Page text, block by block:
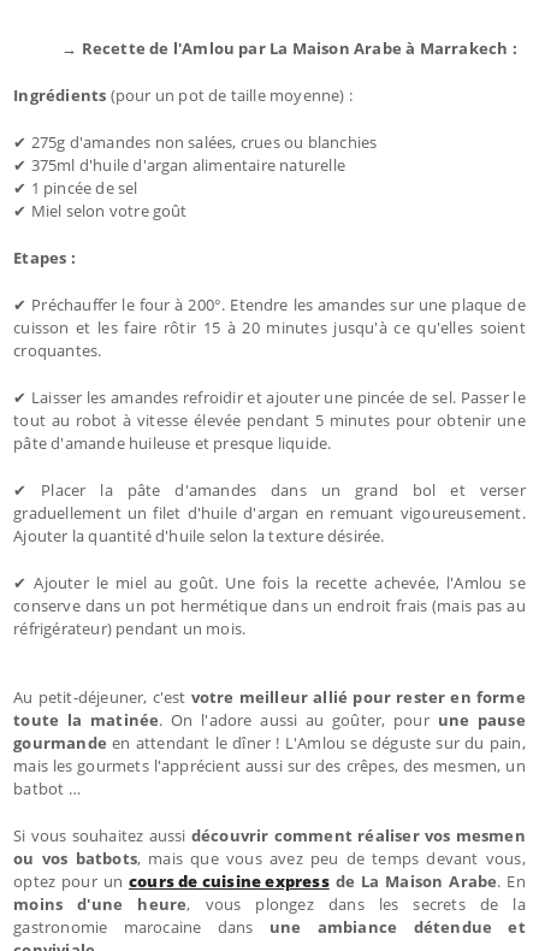
→ Recette de l'Amlou par La Maison Arabe à Marrakech :
Ingrédients (pour un pot de taille moyenne) :
✔ 275g d'amandes non salées, crues ou blanchies
✔ 375ml d'huile d'argan alimentaire naturelle
✔ 1 pincée de sel
✔ Miel selon votre goût
Etapes :
✔ Préchauffer le four à 200°. Etendre les amandes sur une plaque de
cuisson et les faire rôtir 15 à 20 minutes jusqu'à ce qu'elles soient
croquantes.
✔ Laisser les amandes refroidir et ajouter une pincée de sel. Passer le
tout au robot à vitesse élevée pendant 5 minutes pour obtenir une
pâte d'amande huileuse et presque liquide.
✔ Placer la pâte d'amandes dans un grand bol et verser
graduellement un filet d'huile d'argan en remuant vigoureusement.
Ajouter la quantité d'huile selon la texture désirée.
✔ Ajouter le miel au goût. Une fois la recette achevée, l'Amlou se
conserve dans un pot hermétique dans un endroit frais (mais pas au
réfrigérateur) pendant un mois.
Au petit-déjeuner, c'est votre meilleur allié pour rester en forme
toute la matinée. On l'adore aussi au goûter, pour une pause
gourmande en attendant le dîner ! L'Amlou se déguste sur du pain,
mais les gourmets l'apprécient aussi sur des crêpes, des mesmen, un
batbot …
Si vous souhaitez aussi découvrir comment réaliser vos mesmen
ou vos batbots, mais que vous avez peu de temps devant vous,
optez pour un cours de cuisine expressde La Maison Arabe. En
moins d'une heure, vous plongez dans les secrets de la
gastronomie marocaine dans une ambiance détendue et